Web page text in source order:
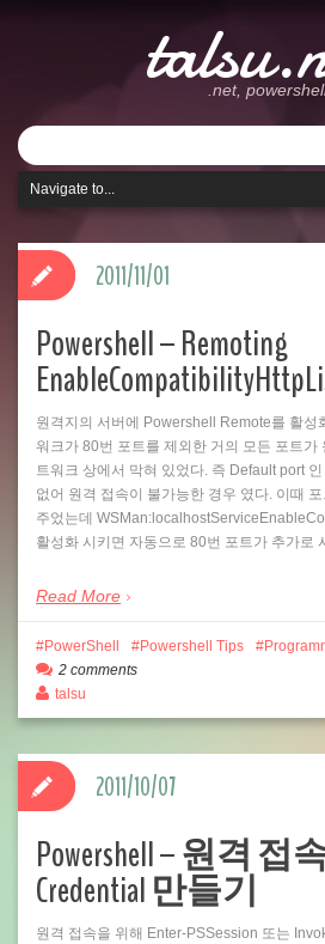
.net,
Powershell – Remoting
원격지의 서버에 Powershell Remote를 활성
워크가 80번 포트를 제외한 거의 모든 포트가
트워크 상에서 막혀 있었다. 즉 Default port
없어 원격 접속이 불가능한 경우 였다. 이때
주었는데
활성화 시키면 자동으로 80번 포트가 추가로
Read More
2011/11/01
PowerShell Powershell Tips
2 comments
talsu
Powershell – 원격
Credential 만들기
원격 접속을 위해 Enter-PSSession 또는
2011/10/07